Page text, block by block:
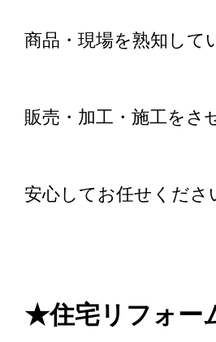
商品・現場を熟知し
販売・加工・施工を
安心してお任せくださ
★住宅リフォー